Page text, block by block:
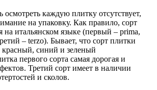
осмотреть каждую плитку отсутствует,
на упаковку. Как правило, сорт
на итальянском языке (первый – prima,
– terzo). Бывает, что сорт плитки
красный, синий и зеленый
первого сорта самая дорогая и
Третий сорт имеет в наличии
и сколов.